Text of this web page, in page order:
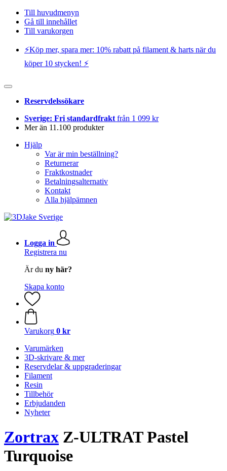
Till huvudmenyn
Gå till innehållet
Till varukorgen
⚡️Köp mer, spara mer: 10% rabatt på filament & harts när du
köper 10 stycken! ⚡️
Reservdelssökare
Sverige: Fri standardfrakt från 1 099 kr
Mer än 11.100 produkter
Hjälp
Var är min beställning?
Returnerar
Fraktkostnader
Betalningsalternativ
Kontakt
Alla hjälpämnen
Logga in
Registrera nu
Är du ny här?
Skapa konto
Varukorg 0 kr
Varumärken
3D-skrivare & mer
Reservdelar & uppgraderingar
Filament
Resin
Tillbehör
Erbjudanden
Nyheter
Zortrax Z-ULTRAT Pastel
Turquoise